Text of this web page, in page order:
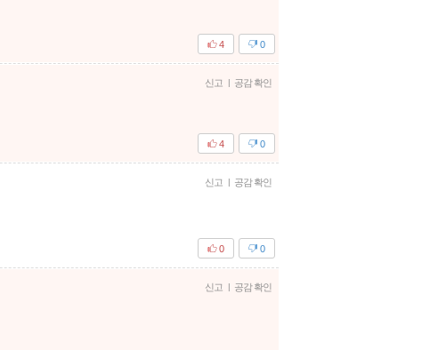
0
4
신고 | 공감 확인
0
4
신고 | 공감 확인
0
0
신고 | 공감 확인